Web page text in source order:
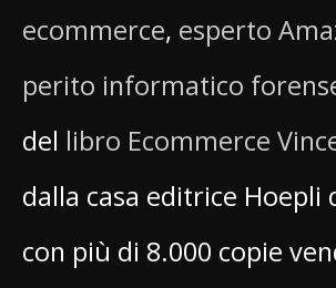
ecommerce, esperto
perito informatico
del libro Ecommerce
dalla casa editrice Hoepli
con più di 8.000 copie